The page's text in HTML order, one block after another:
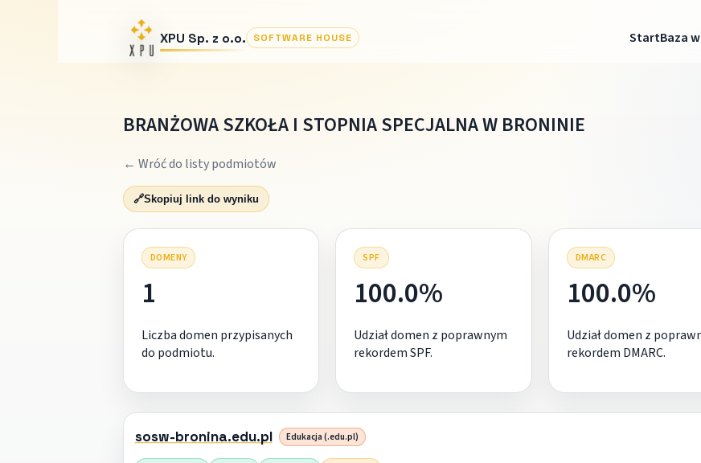
XPU Sp. z o.o. SOFTWARE HOUSE StartBaza
BRANŻOWA SZKOŁA I STOPNIA SPECJALNA W BRONINIE
← Wróć do listy podmiotów
🔗Skopiuj link do wyniku
DOMENY
1
Liczba domen przypisanych
do podmiotu.
SPF
100.0%
Udział domen z poprawnym
rekordem SPF.
DMARC
100.0%
Udział domen z
rekordem DMARC.
sosw-bronina.edu.pl Edukacja (.edu.pl)